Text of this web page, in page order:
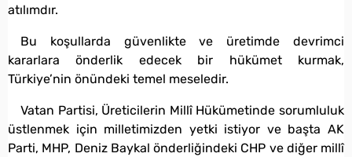
atılımdır.
Bu koşullarda güvenlikte ve üretimde devrimci
kararlara önderlik edecek bir hükümet kurmak,
Türkiye’nin önündeki temel meseledir.
Vatan Partisi, Üreticilerin Millî Hükümetinde sorumluluk
üstlenmek için milletimizden yetki istiyor ve başta AK
Parti, MHP, Deniz Baykal önderliğindeki CHP ve diğer millî